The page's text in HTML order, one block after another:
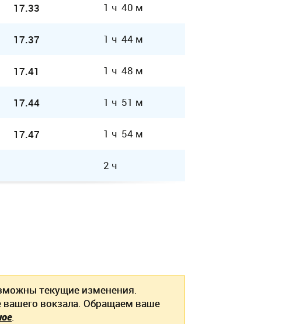
17.33 1 ч 40 м
17.37 1 ч 44 м
17.41 1 ч 48 м
17.44 1 ч 51 м
17.47 1 ч 54 м
2 ч
текущие изменения.
вокзала. Обращаем ваше
.